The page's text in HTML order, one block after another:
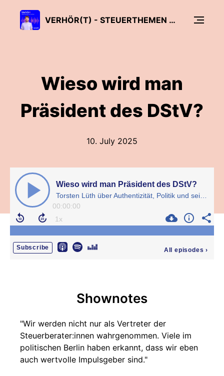
VERHÖR(T) - STEUERTHEMEN AUF DER SPUR
Wieso wird man
Präsident des DStV?
10. July 2025
Wieso wird man Präsident des DStV?
00:00:00
Subscribe All episodes ›
Shownotes
"Wir werden nicht nur als Vertreter der
Steuerberater:innen wahrgenommen. Viele im
politischen Berlin haben erkannt, dass wir eben
auch wertvolle Impulsgeber sind."